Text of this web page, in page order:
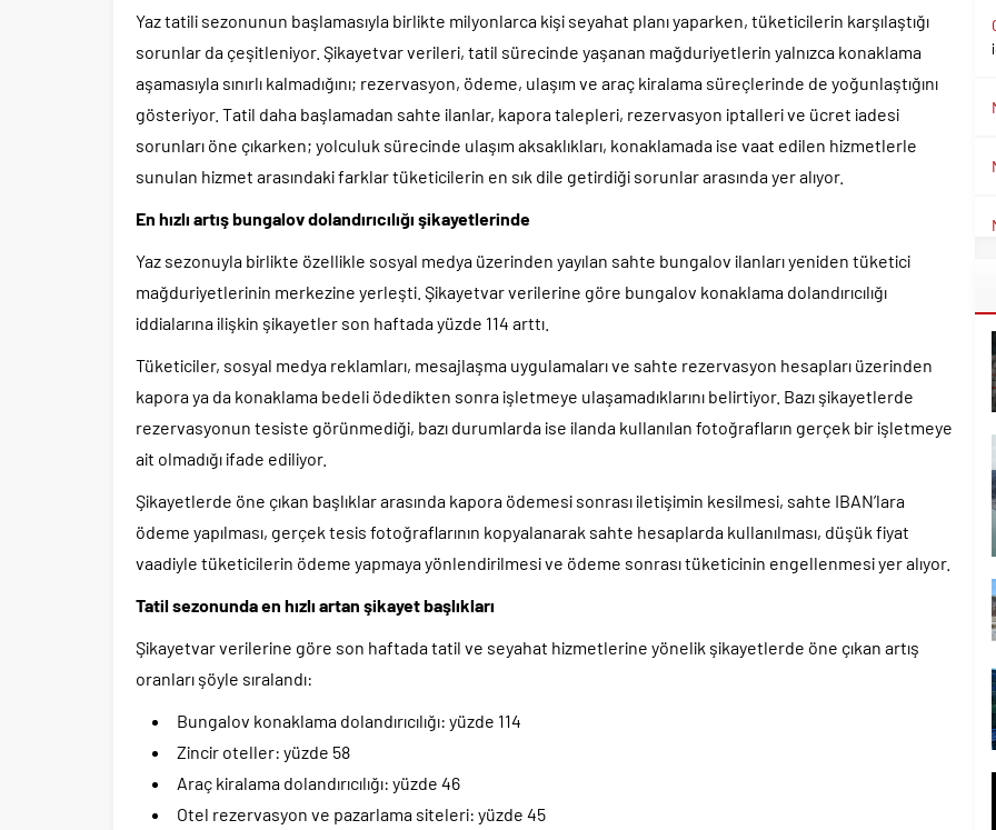
Yaz tatili sezonunun başlamasıyla birlikte milyonlarca kişi seyahat planı yaparken, tüketicilerin karşılaştığı
sorunlar da çeşitleniyor. Şikayetvar verileri, tatil sürecinde yaşanan mağduriyetlerin yalnızca konaklama
aşamasıyla sınırlı kalmadığını; rezervasyon, ödeme, ulaşım ve araç kiralama süreçlerinde de yoğunlaştığını
gösteriyor. Tatil daha başlamadan sahte ilanlar, kapora talepleri, rezervasyon iptalleri ve ücret iadesi
sorunları öne çıkarken; yolculuk sürecinde ulaşım aksaklıkları, konaklamada ise vaat edilen hizmetlerle
sunulan hizmet arasındaki farklar tüketicilerin en sık dile getirdiği sorunlar arasında yer alıyor.
En hızlı artış bungalov dolandırıcılığı şikayetlerinde
Yaz sezonuyla birlikte özellikle sosyal medya üzerinden yayılan sahte bungalov ilanları yeniden tüketici
mağduriyetlerinin merkezine yerleşti. Şikayetvar verilerine göre bungalov konaklama dolandırıcılığı
iddialarına ilişkin şikayetler son haftada yüzde 114 arttı.
Tüketiciler, sosyal medya reklamları, mesajlaşma uygulamaları ve sahte rezervasyon hesapları üzerinden
kapora ya da konaklama bedeli ödedikten sonra işletmeye ulaşamadıklarını belirtiyor. Bazı şikayetlerde
rezervasyonun tesiste görünmediği, bazı durumlarda ise ilanda kullanılan fotoğrafların gerçek bir işletmeye
ait olmadığı ifade ediliyor.
Şikayetlerde öne çıkan başlıklar arasında kapora ödemesi sonrası iletişimin kesilmesi, sahte IBAN’lara
ödeme yapılması, gerçek tesis fotoğraflarının kopyalanarak sahte hesaplarda kullanılması, düşük fiyat
vaadiyle tüketicilerin ödeme yapmaya yönlendirilmesi ve ödeme sonrası tüketicinin engellenmesi yer alıyor.
Tatil sezonunda en hızlı artan şikayet başlıkları
Şikayetvar verilerine göre son haftada tatil ve seyahat hizmetlerine yönelik şikayetlerde öne çıkan artış
oranları şöyle sıralandı:
Bungalov konaklama dolandırıcılığı: yüzde 114
Zincir oteller: yüzde 58
Araç kiralama dolandırıcılığı: yüzde 46
Otel rezervasyon ve pazarlama siteleri: yüzde 45